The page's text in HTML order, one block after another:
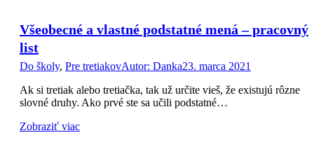
Všeobecné a vlastné podstatné mená – pracovný
list
Do školy, Pre tretiakovAutor: Danka23. marca 2021
Ak si tretiak alebo tretiačka, tak už určite vieš, že existujú rôzne
slovné druhy. Ako prvé ste sa učili podstatné…
Zobraziť viac